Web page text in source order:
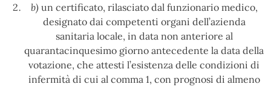
b) un certificato, rilasciato dal funzionario medico,
designato dai competenti organi dell’azienda
sanitaria locale, in data non anteriore al
quarantacinquesimo giorno antecedente la data della
votazione, che attesti l’esistenza delle condizioni di
infermità di cui al comma 1, con prognosi di almeno